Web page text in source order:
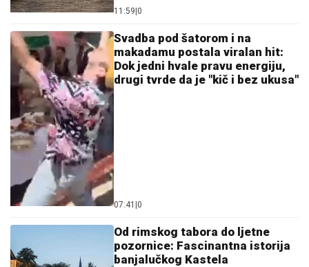
11:59|0
Svadba pod šatorom i na
makadamu postala viralan hit:
Dok jedni hvale pravu energiju,
drugi tvrde da je "kič i bez ukusa"
07:41 |0
Od rimskog tabora do ljetne
pozornice: Fascinantna istorija
banjalučkog Kastela